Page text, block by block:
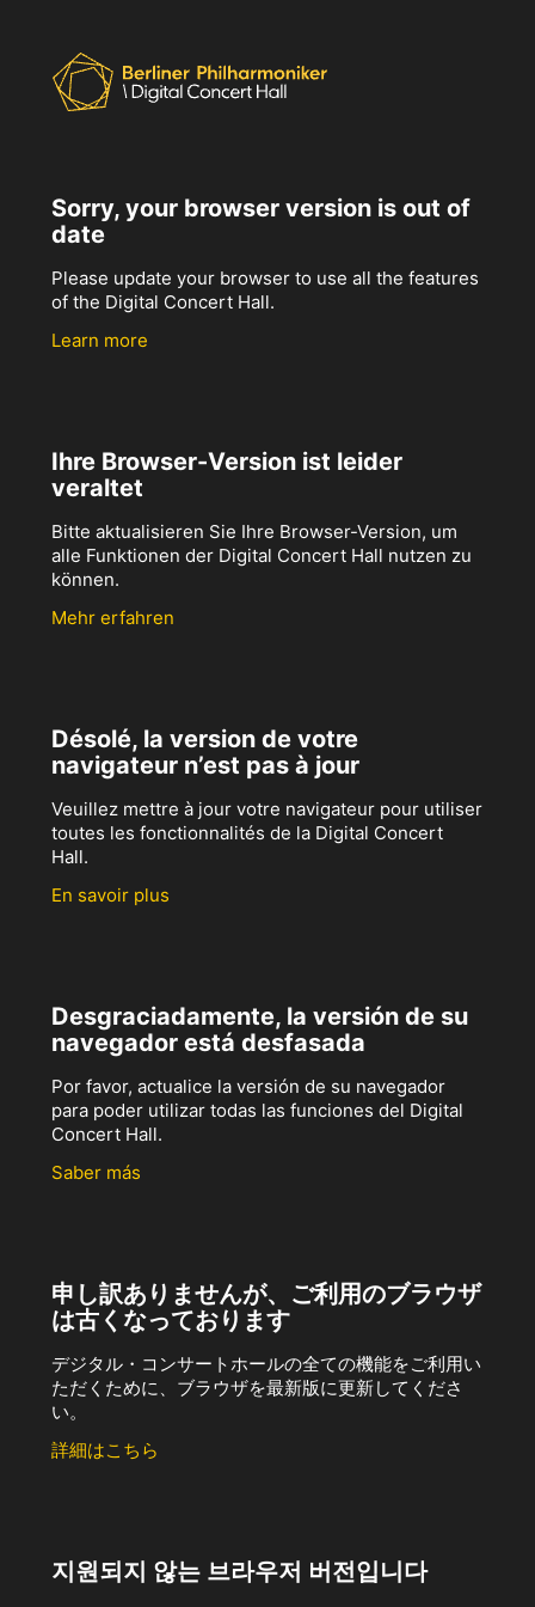
Sorry, your browser version is out of
date
Please update your browser to use all the features
of the Digital Concert Hall.
Learn more
Ihre Browser-Version ist leider
veraltet
Bitte aktualisieren Sie Ihre Browser-Version, um
alle Funktionen der Digital Concert Hall nutzen zu
können.
Mehr erfahren
Désolé, la version de votre
navigateur n’est pas à jour
Veuillez mettre à jour votre navigateur pour utiliser
toutes les fonctionnalités de la Digital Concert
Hall.
En savoir plus
Desgraciadamente, la versión de su
navegador está desfasada
Por favor, actualice la versión de su navegador
para poder utilizar todas las funciones del Digital
Concert Hall.
Saber más
申し訳ありませんが、ご利用のブラウザ
は古くなっております
デジタル・コンサートホールの全ての機能をご利用い
ただくために、ブラウザを最新版に更新してくださ
い。
詳細はこちら
지원되지 않는 브라우저 버전입니다